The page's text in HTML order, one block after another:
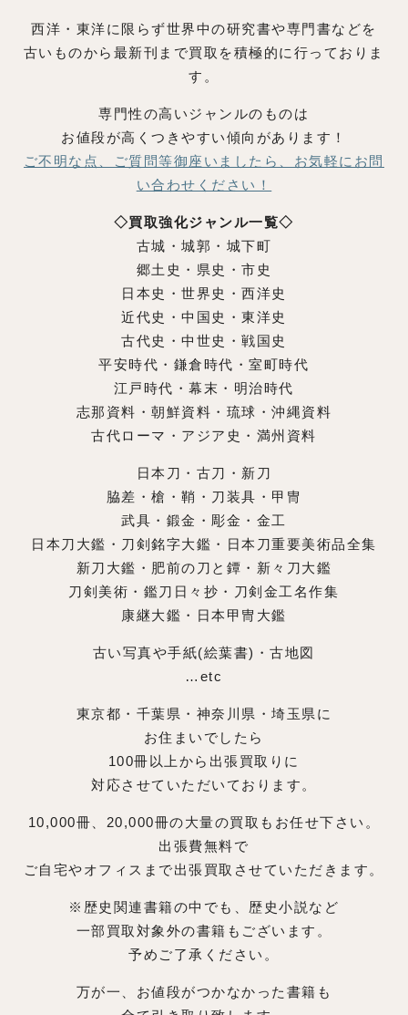
西洋・東洋に限らず世界中の研究書や専門書などを
古いものから最新刊まで買取を積極的に行っておりま
す。
専門性の高いジャンルのものは
お値段が高くつきやすい傾向があります！
ご不明な点、ご質問等御座いましたら、お気軽にお問
い合わせください！
◇買取強化ジャンル一覧◇
古城・城郭・城下町
郷土史・県史・市史
日本史・世界史・西洋史
近代史・中国史・東洋史
古代史・中世史・戦国史
平安時代・鎌倉時代・室町時代
江戸時代・幕末・明治時代
志那資料・朝鮮資料・琉球・沖縄資料
古代ローマ・アジア史・満州資料
日本刀・古刀・新刀
脇差・槍・鞘・刀装具・甲冑
武具・鍛金・彫金・金工
日本刀大鑑・刀剣銘字大鑑・日本刀重要美術品全集
新刀大鑑・肥前の刀と鐔・新々刀大鑑
刀剣美術・鑑刀日々抄・刀剣金工名作集
康継大鑑・日本甲冑大鑑
古い写真や手紙(絵葉書)・古地図
…etc
東京都・千葉県・神奈川県・埼玉県に
お住まいでしたら
100冊以上から出張買取りに
対応させていただいております。
10,000冊、20,000冊の大量の買取もお任せ下さい。
出張費無料で
ご自宅やオフィスまで出張買取させていただきます。
※歴史関連書籍の中でも、歴史小説など
一部買取対象外の書籍もございます。
予めご了承ください。
万が一、お値段がつかなかった書籍も